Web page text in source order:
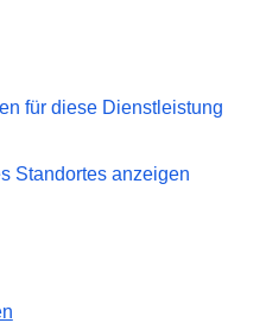
für diese Dienstleistung
Standortes anzeigen